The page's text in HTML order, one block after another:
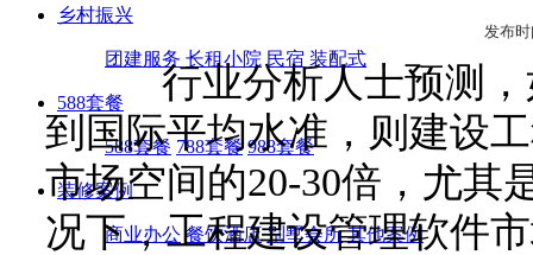
乡村振兴
团建服务 长租小院 民宿 装配式
588套餐
588套餐 788套餐 988套餐
装修案例
商业办公 餐饮酒店 别墅会所 其他案例
发布时
行业分析人士预测，
到国际平均水准，则建设
市场空间的20-30倍，尤其
况下，工程建设管理软件